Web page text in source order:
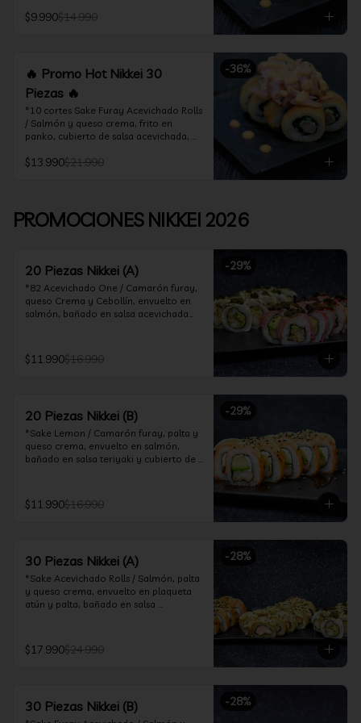
$9.990$14.990
-36%
🔥 Promo Hot Nikkei 30
Piezas 🔥
*10 cortes Sake Furay Acevichado Rolls
/ Salmón y queso crema, frito en
panko, cubierto de salsa acevichada,
*10 cortes Maguro Acevichado Rolls /
acevichado
$13.990$21.990
PROMOCIONES NIKKEI 2026
-29%
20 Piezas Nikkei (A)
*82 Acevichado One / Camarón furay,
queso Crema y Cebollín, envuelto en
salmón, bañado en salsa acevichada
y cebollin, frito en panko cubierto de
ceviche hot.
$11.990$16.990
-29%
20 Piezas Nikkei (B)
*Sake Lemon / Camarón furay, palta y
queso crema, envuelto en salmón,
bañado en salsa teriyaki y cubierto de
*Shrimp Fire Rolls /Palta y camarón
furay, envuelto en queso crema
*Incluye 2 palitos, 2 soya 30ml, 1 salsa
teriyaki 30ml
$11.990$16.990
-28%
30 Piezas Nikkei (A)
*Sake Acevichado Rolls / Salmón, palta
y queso crema, envuelto en plaqueta
atún y palta, bañado en salsa
*Shrimp Fire Rolls / Palta y camarón
furay, envuelto en queso crema
*Almond Furay / Pollo teriyaki, queso
crema y almendras tostadas, frito en
$17.990$24.990
-28%
30 Piezas Nikkei (B)